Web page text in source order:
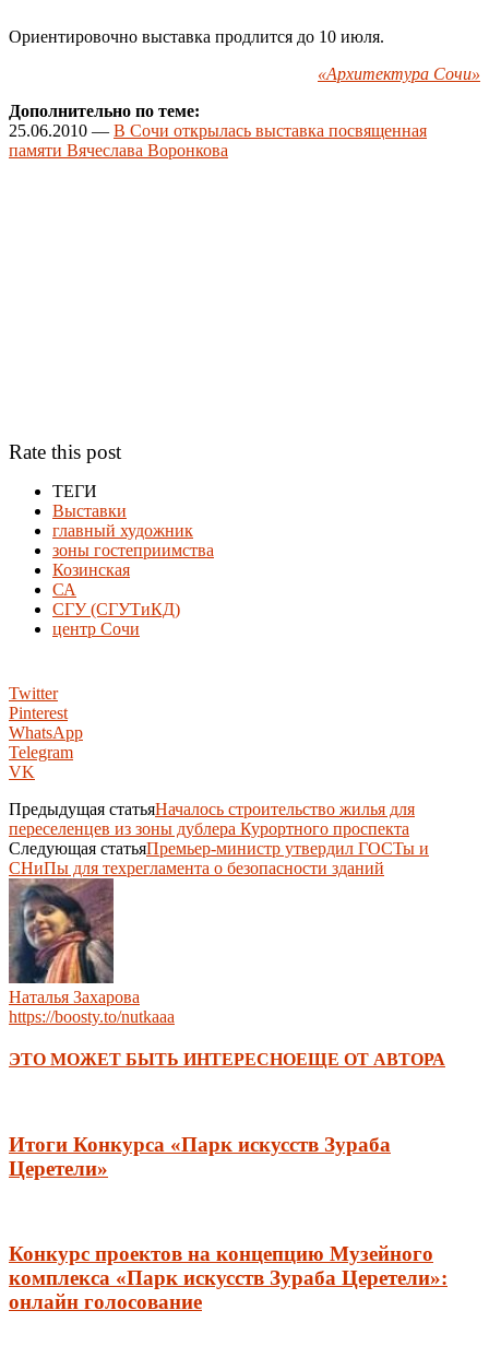
Ориентировочно выставка продлится до 10 июля.
«Архитектура Сочи»
Дополнительно по теме:
25.06.2010 — В Сочи открылась выставка посвященная
памяти Вячеслава Воронкова
Rate this post
ТЕГИ
Выставки
главный художник
зоны гостеприимства
Козинская
СА
СГУ (СГУТиКД)
центр Сочи
Twitter
Pinterest
WhatsApp
Telegram
VK
Предыдущая статьяНачалось строительство жилья для
переселенцев из зоны дублера Курортного проспекта
Следующая статьяПремьер-министр утвердил ГОСТы и
СНиПы для техрегламента о безопасности зданий
Наталья Захарова
https://boosty.to/nutkaaa
ЭТО МОЖЕТ БЫТЬ ИНТЕРЕСНОЕЩЕ ОТ АВТОРА
Итоги Конкурса «Парк искусств Зураба
Церетели»
Конкурс проектов на концепцию Музейного
комплекса «Парк искусств Зураба Церетели»:
онлайн голосование